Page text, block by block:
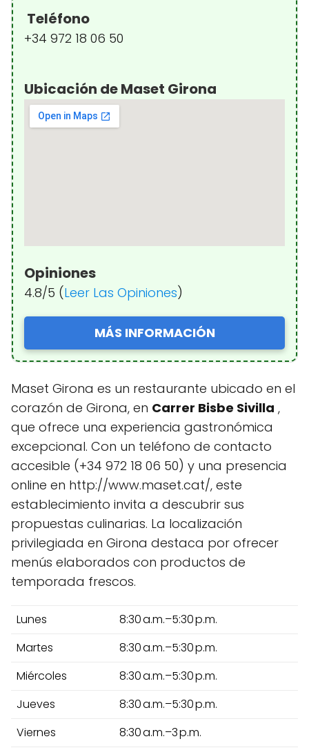
Teléfono
+34 972 18 06 50
Ubicación de Maset Girona
Opiniones
4.8/5 (Leer Las Opiniones)
MÁS INFORMACIÓN
Maset Girona es un restaurante ubicado en el
corazón de Girona, en Carrer Bisbe Sivilla ,
que ofrece una experiencia gastronómica
excepcional. Con un teléfono de contacto
accesible (+34 972 18 06 50) y una presencia
online en http://www.maset.cat/, este
establecimiento invita a descubrir sus
propuestas culinarias. La localización
privilegiada en Girona destaca por ofrecer
menús elaborados con productos de
temporada frescos.
Lunes
8:30 a.m.–5:30 p.m.
Martes
8:30 a.m.–5:30 p.m.
Miércoles
8:30 a.m.–5:30 p.m.
Jueves
8:30 a.m.–5:30 p.m.
Viernes
8:30 a.m.–3 p.m.